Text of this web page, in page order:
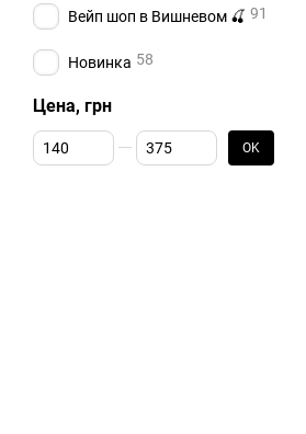
Вейп шоп в Вишневом 🍒 91
Новинка 58
Цена, грн
От Цена, грн
До Цена, грн OK